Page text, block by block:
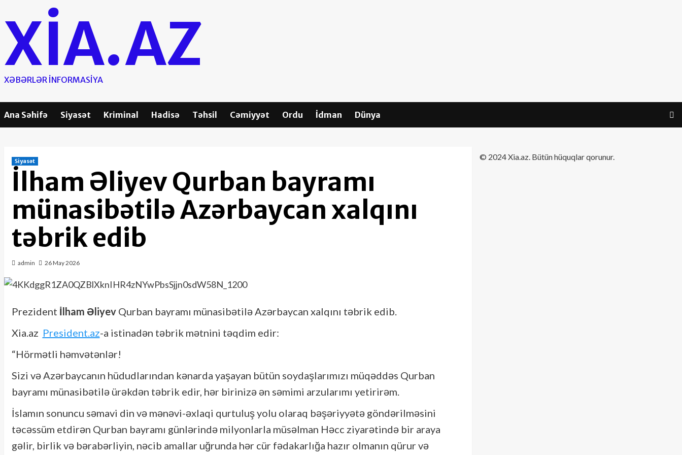
content
XIA.AZ
XƏBƏRLƏR INFORMASIYA
Ana Səhifə Siyasət Kriminal Hadisə Təhsil Cəmiyyət Ordu İdman Dünya
Siyasət
İlham Əliyev Qurban bayramı
münasibətilə Azərbaycan xalqını
təbrik edib
admin 26 May 2026
Prezident İlham ƏliyevQurban bayramı münasibətilə Azərbaycan xalqını təbrik edib.
Xia.az President.az-a istinadən təbrik mətnini təqdim edir:
“Hörmətli həmvətənlər!
Sizi və Azərbaycanın hüdudlarından kənarda yaşayan bütün soydaşlarımızı müqəddəs Qurban
bayramı münasibətilə ürəkdən təbrik edir, hər birinizə ən səmimi arzularımı yetirirəm.
İslamın sonuncu səmavi din və mənəvi-əxlaqi qurtuluş yolu olaraq bəşəriyyətə göndərilməsini
təcəssüm etdirən Qurban bayramı günlərində milyonlarla müsəlman Həcc ziyarətində bir araya
gəlir, birlik və bərabərliyin, nəcib amallar uğrunda hər cür fədakarlığa hazır olmanın qürur və
​© 2024 Xia.az. Bütün hüquqlar qorunur.